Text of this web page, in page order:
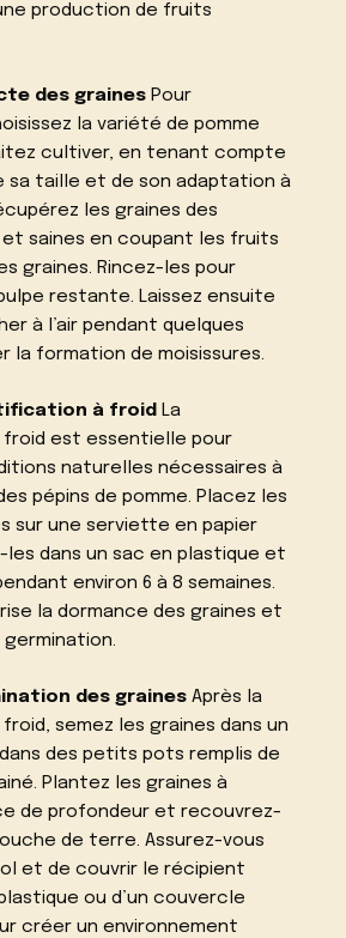
production de fruits
des graines Pour
la variété de pomme
cultiver, en tenant compte
sa taille et de son adaptation à
les graines des
et saines en coupant les fruits
graines. Rincez-les pour
restante. Laissez ensuite
à l’air pendant quelques
la formation de moisissures.
à froid La
est essentielle pour
naturelles nécessaires à
pépins de pomme. Placez les
sur une serviette en papier
les dans un sac en plastique et
environ 6 à 8 semaines.
la dormance des graines et
germination.
des graines Après la
semez les graines dans un
des petits pots remplis de
Plantez les graines à
de profondeur et recouvrez-
de terre. Assurez-vous
et de couvrir le récipient
ou d’un couvercle
créer un environnement